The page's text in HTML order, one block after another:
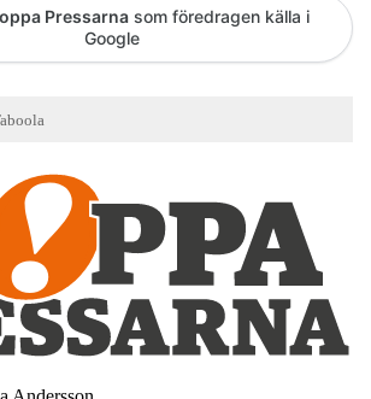
Pressarna som föredragen källa i
Google